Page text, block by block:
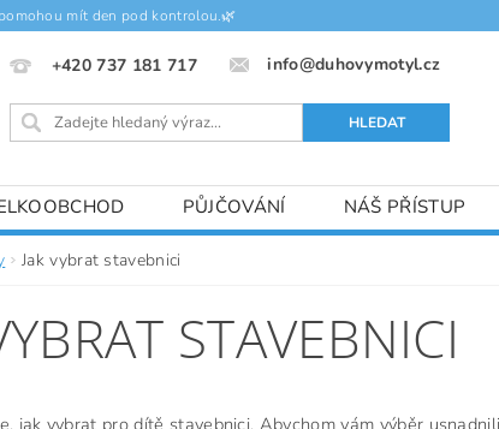
mít den pod kontrolou.🌿
+420 737 181 717 info@duhovymotyl.cz
PŮJČOVÁNÍ
NÁŠ PŘÍSTUP
Jak vybrat stavebnici
STAVEBNICI
jak vybrat pro dítě stavebnici. Abychom vám výběr